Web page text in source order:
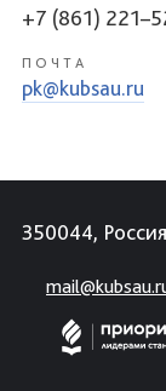
+7 (861)
ПОЧТА
pk@kubsau.ru
350044,